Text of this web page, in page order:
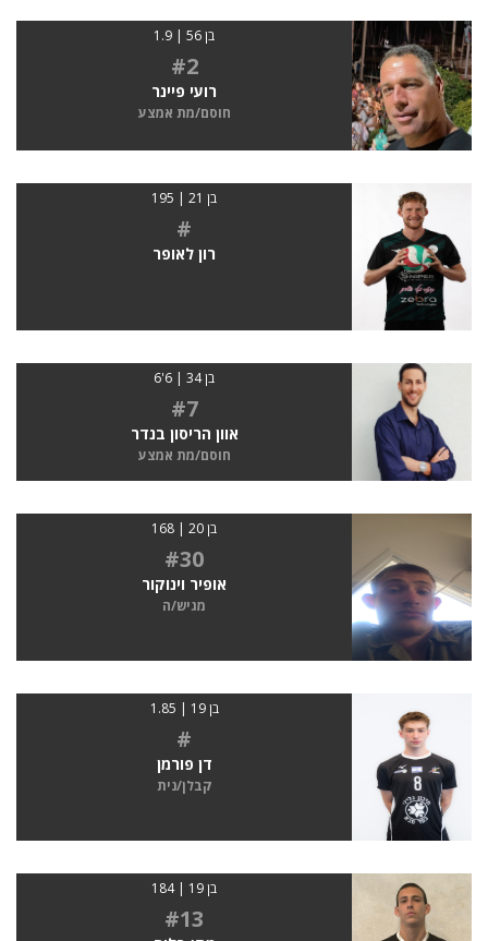
בן 56 | 1.9
#2
רועי פיינר
חוסם/מת אמצע
בן 21 | 195
#
רון לאופר
בן 34 | 6'6
#7
אוון הריסון בנדר
חוסם/מת אמצע
בן 20 | 168
#30
אופיר וינוקור
מגיש/ה
בן 19 | 1.85
#
דן פורמן
קבלן/נית
בן 19 | 184
#13